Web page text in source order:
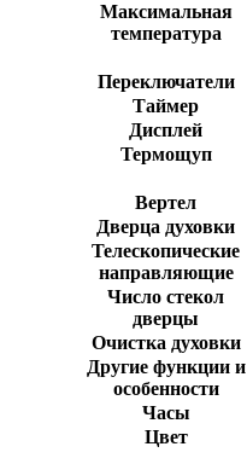
Максимальная
температура
Переключатели
Таймер
Дисплей
Термощуп
Вертел
Дверца духовки
Телескопические
направляющие
Число стекол
дверцы
Очистка духовки
Другие функции и
особенности
Часы
Цвет